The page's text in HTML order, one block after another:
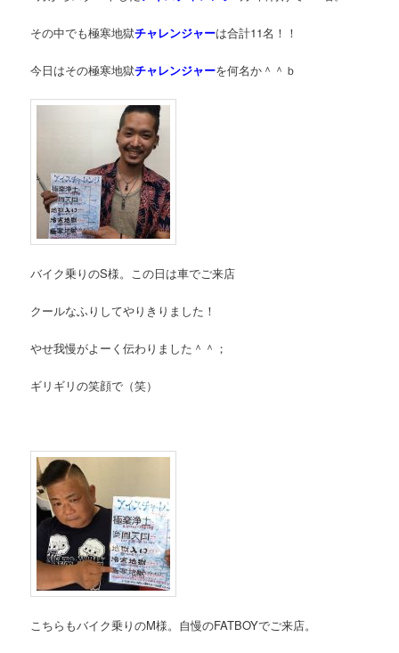
その中でも極寒地獄チャレンジャーは合計11名！！
今日はその極寒地獄チャレンジャーを何名か＾＾ｂ
バイク乗りのS様。この日は車でご来店
クールなふりしてやりきりました！
やせ我慢がよーく伝わりました＾＾；
ギリギリの笑顔で（笑）
こちらもバイク乗りのM様。自慢のFATBOYでご来店。